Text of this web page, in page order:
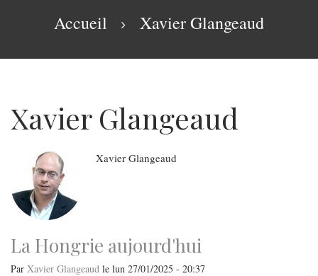
d'ArianeAccueil Xavier Glangeaud
Xavier Glangeaud
Xavier Glangeaud
La Hongrie aujourd'hui
Par Xavier Glangeaud le lun 27/01/2025 - 20:37